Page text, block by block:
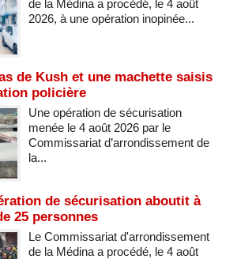
de la Médina a procédé, le 4 août
2026, à une opération inopinée...
de Kush et une machette saisis
policière
Une opération de sécurisation
menée le 4 août 2026 par le
Commissariat d’arrondissement de
la...
de sécurisation aboutit à
25 personnes
Le Commissariat d'arrondissement
de la Médina a procédé, le 4 août